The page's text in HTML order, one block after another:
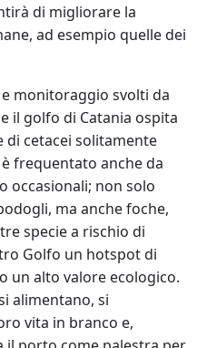
di migliorare la
ad esempio quelle dei
monitoraggio svolti da
il golfo di Catania ospita
di cetacei solitamente
frequentato anche da
occasionali; non solo
ma anche foche,
specie a rischio di
Golfo un hotspot di
un alto valore ecologico.
alimentano, si
vita in branco e,